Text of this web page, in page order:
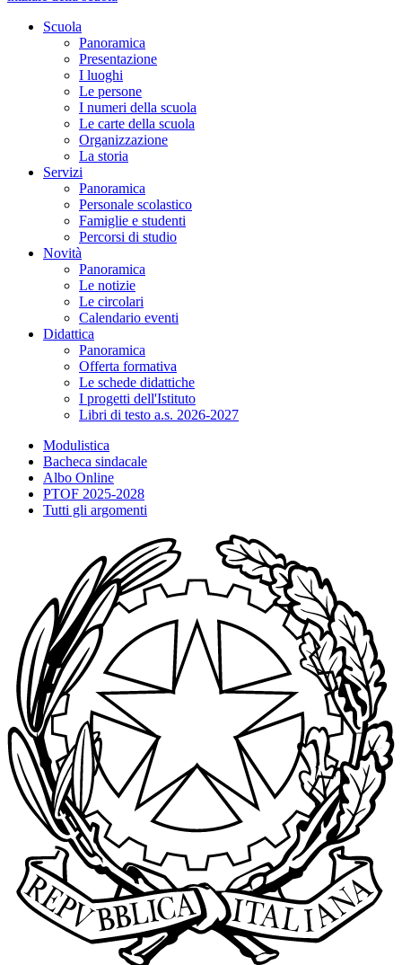
Scuola
Panoramica
Presentazione
I luoghi
Le persone
I numeri della scuola
Le carte della scuola
Organizzazione
La storia
Servizi
Panoramica
Personale scolastico
Famiglie e studenti
Percorsi di studio
Novità
Panoramica
Le notizie
Le circolari
Calendario eventi
Didattica
Panoramica
Offerta formativa
Le schede didattiche
I progetti dell'Istituto
Libri di testo a.s. 2026-2027
Modulistica
Bacheca sindacale
Albo Online
PTOF 2025-2028
Tutti gli argomenti